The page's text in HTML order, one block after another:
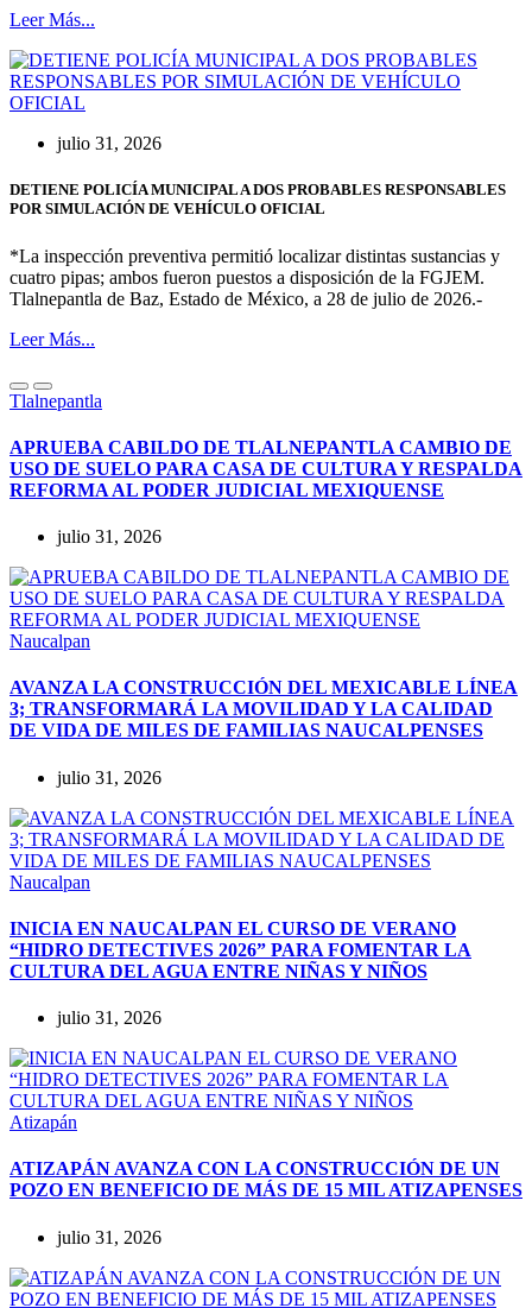
Leer Más...
julio 31, 2026
DETIENE POLICÍA MUNICIPAL A DOS PROBABLES RESPONSABLES
POR SIMULACIÓN DE VEHÍCULO OFICIAL
*La inspección preventiva permitió localizar distintas sustancias y
cuatro pipas; ambos fueron puestos a disposición de la FGJEM.
Tlalnepantla de Baz, Estado de México, a 28 de julio de 2026.-
Leer Más...
Tlalnepantla
APRUEBA CABILDO DE TLALNEPANTLA CAMBIO DE
USO DE SUELO PARA CASA DE CULTURA Y RESPALDA
REFORMA AL PODER JUDICIAL MEXIQUENSE
julio 31, 2026
Naucalpan
AVANZA LA CONSTRUCCIÓN DEL MEXICABLE LÍNEA
3; TRANSFORMARÁ LA MOVILIDAD Y LA CALIDAD
DE VIDA DE MILES DE FAMILIAS NAUCALPENSES
julio 31, 2026
Naucalpan
INICIA EN NAUCALPAN EL CURSO DE VERANO
“HIDRO DETECTIVES 2026” PARA FOMENTAR LA
CULTURA DEL AGUA ENTRE NIÑAS Y NIÑOS
julio 31, 2026
Atizapán
ATIZAPÁN AVANZA CON LA CONSTRUCCIÓN DE UN
POZO EN BENEFICIO DE MÁS DE 15 MIL ATIZAPENSES
julio 31, 2026